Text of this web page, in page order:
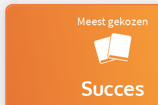
Succes